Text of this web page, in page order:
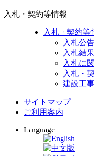
入札・契約等情報
入札・契約等
入札公
入札結
入札に
入札・
建設工
サイトマップ
ご利用案内
Language